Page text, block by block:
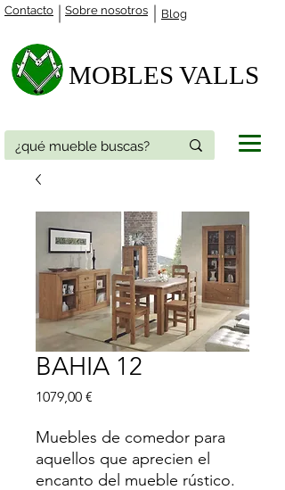
Contacto Blog
Sobre nosotros
MOBLES VALLS​
BAHIA 12
1079,00 €
Muebles de comedor para
aquellos que aprecien el
encanto del mueble rústico.